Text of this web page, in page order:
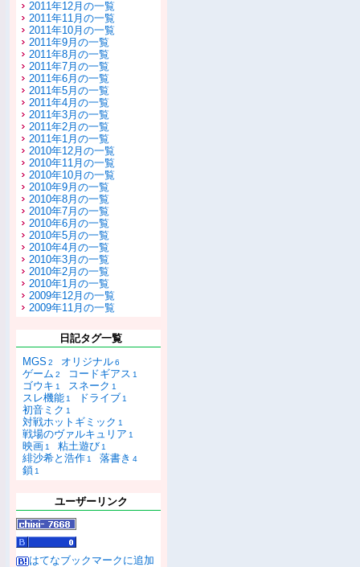
2011年12月の一覧
2011年11月の一覧
2011年10月の一覧
2011年9月の一覧
2011年8月の一覧
2011年7月の一覧
2011年6月の一覧
2011年5月の一覧
2011年4月の一覧
2011年3月の一覧
2011年2月の一覧
2011年1月の一覧
2010年12月の一覧
2010年11月の一覧
2010年10月の一覧
2010年9月の一覧
2010年8月の一覧
2010年7月の一覧
2010年6月の一覧
2010年5月の一覧
2010年4月の一覧
2010年3月の一覧
2010年2月の一覧
2010年1月の一覧
2009年12月の一覧
2009年11月の一覧
日記タグ一覧
MGS 2 オリジナル6
ゲーム 2 コードギアス 1
ゴウキ 1 スネーク 1
スレ機能 1 ドライブ 1
初音ミク 1
対戦ホットギミック 1
戦場のヴァルキュリア 1
映画 1 粘土遊び 1
緋沙希と浩作 1 落書き 4
鎖 1
ユーザーリンク
はてなブックマークに追加